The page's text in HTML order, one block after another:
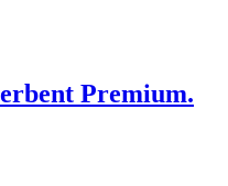
Premium.